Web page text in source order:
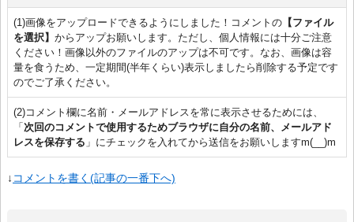
(1)画像をアップロードできるようにしました！コメントの【ファイル
を選択】 からアップお願いします。ただし、個人情報には十分ご注意
ください！画像以外のファイルのアップは不可です。なお、画像は容
量を食うため、一定期間(半年くらい)表示しましたら削除する予定です
のでご了承ください。
(2)コメント欄に名前・メールアドレスを常に表示させるためには、
「 次回のコメントで使用するためブラウザに自分の名前、メールアド
レスを保存する 」にチェックを入れてから送信をお願いしますm(__)m
↓ コメントを書く(記事の一番下へ)